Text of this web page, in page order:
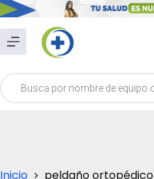
Saltar
al
contenido
Inicio
peldaño ortopédico